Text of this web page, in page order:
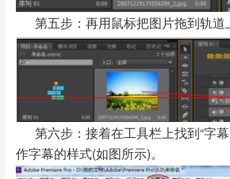
第五步：再用鼠标把图片拖到轨道
第六步：接着在工具栏上找到“字幕
作字幕的样式(如图所示)。